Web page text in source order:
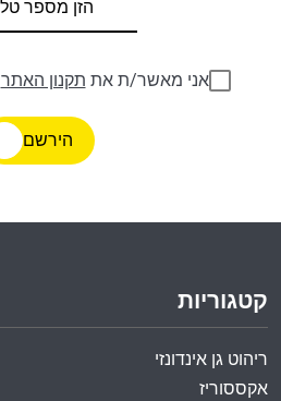
אני מאשר/ת את תקנון האתר
הירשם
קטגוריות
ריהוט גן אינדונזי
אקססוריז